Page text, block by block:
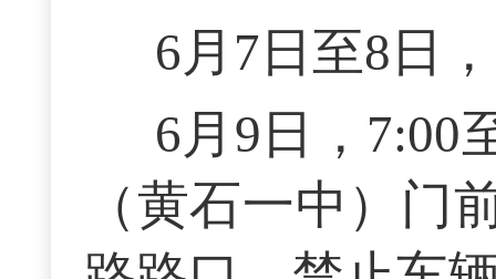
6月7日至8日
6月9日，7:00
（黄石一中）门